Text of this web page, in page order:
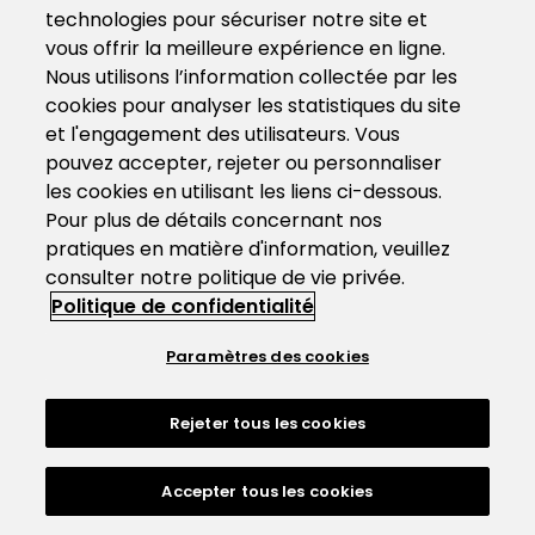
technologies pour sécuriser notre site et
vous offrir la meilleure expérience en ligne.
Nous utilisons l’information collectée par les
cookies pour analyser les statistiques du site
et l'engagement des utilisateurs. Vous
pouvez accepter, rejeter ou personnaliser
les cookies en utilisant les liens ci-dessous.
Pour plus de détails concernant nos
pratiques en matière d'information, veuillez
consulter notre politique de vie privée.
Politique de confidentialité
Paramètres des cookies
Rejeter tous les cookies
Accepter tous les cookies